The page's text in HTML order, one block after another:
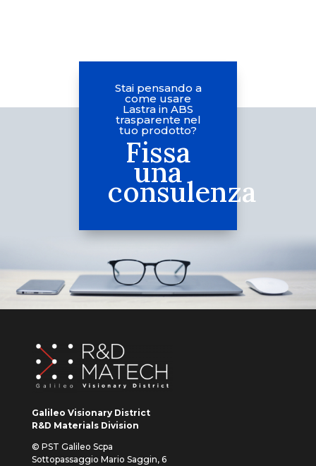
Stai pensando a
come usare
Lastra in ABS
trasparente nel
tuo prodotto?
Fissa
una
consulenza
Galileo Visionary District
R&D Materials Division
© PST Galileo Scpa
Sottopassaggio Mario Saggin, 6